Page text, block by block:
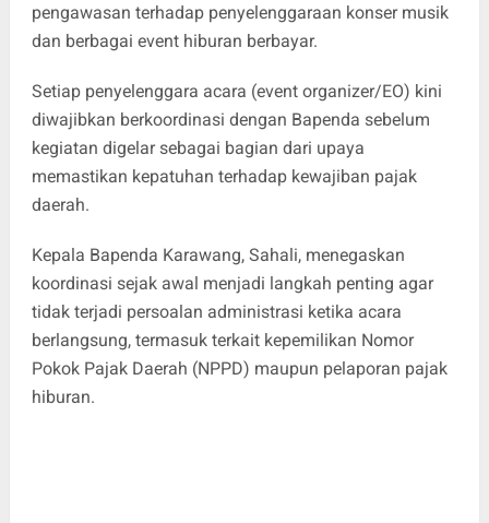
pengawasan terhadap penyelenggaraan konser musik
dan berbagai event hiburan berbayar.
Setiap penyelenggara acara (event organizer/EO) kini
diwajibkan berkoordinasi dengan Bapenda sebelum
kegiatan digelar sebagai bagian dari upaya
memastikan kepatuhan terhadap kewajiban pajak
daerah.
Kepala Bapenda Karawang, Sahali, menegaskan
koordinasi sejak awal menjadi langkah penting agar
tidak terjadi persoalan administrasi ketika acara
berlangsung, termasuk terkait kepemilikan Nomor
Pokok Pajak Daerah (NPPD) maupun pelaporan pajak
hiburan.